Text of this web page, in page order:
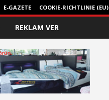
E-GAZETE COOKIE-RICHTLINIE (EU)
REKLAM VER